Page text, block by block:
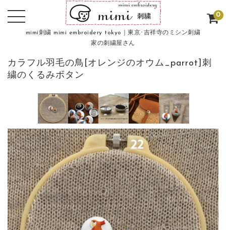
mimi刺繍 mimi embroidery tokyo｜東京･吉祥寺のミシン刺繍
家の刺繍屋さん
0
カラフル羽毛の鳥[オレンジのオウム_parrot]刺
繍のくるみボタン